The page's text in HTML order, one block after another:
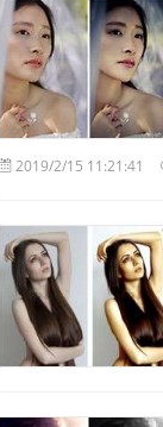
2019/2/15 11:21:41